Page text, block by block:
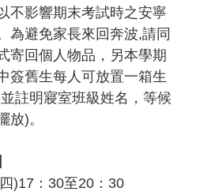
不影響期末考試時之安寧
為避免家長來回奔波,請同
寄回個人物品，另本學期
簽舊生每人可放置一箱生
註明寢室班級姓名，等候
放)。
：30至20：30